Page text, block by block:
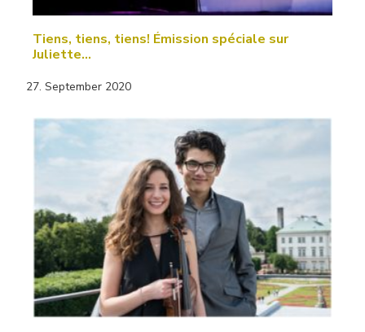
Tiens, tiens, tiens! Émission spéciale sur
Juliette…
27. September 2020